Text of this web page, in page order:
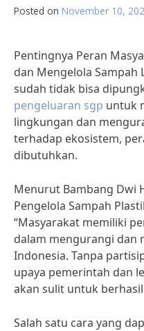
Posted on November 10,
Pentingnya Peran
dan Mengelola Sampah
sudah tidak bisa
pengeluaran sgp untuk
lingkungan dan
terhadap ekosistem,
dibutuhkan.
Menurut Bambang Dwi
Pengelola Sampah
“Masyarakat memiliki
dalam mengurangi dan
Indonesia. Tanpa
upaya pemerintah dan
akan sulit untuk
Salah satu cara yang